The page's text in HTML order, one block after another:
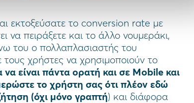
εκτοξεύσατε το conversion rate με
να πειράξετε και το άλλο νουμεράκι,
του ο πολλαπλασιαστής του
χρήστες να χρησιμοποιούν το
είναι πάντα ορατή και σε Mobile και
το χρήστη σας ότι πλέον εδώ
(όχι μόνο γραπτή) και διάφορα